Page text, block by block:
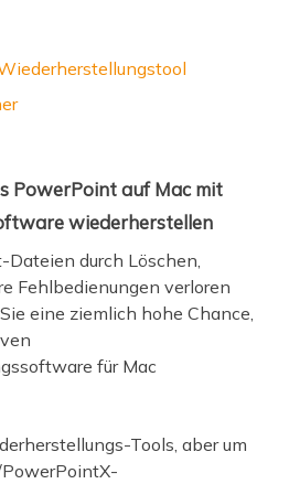
PowerPoint auf Mac mit
wiederherstellen
durch Löschen,
Fehlbedienungen verloren
eine ziemlich hohe Chance,
für Mac
Tools, aber um